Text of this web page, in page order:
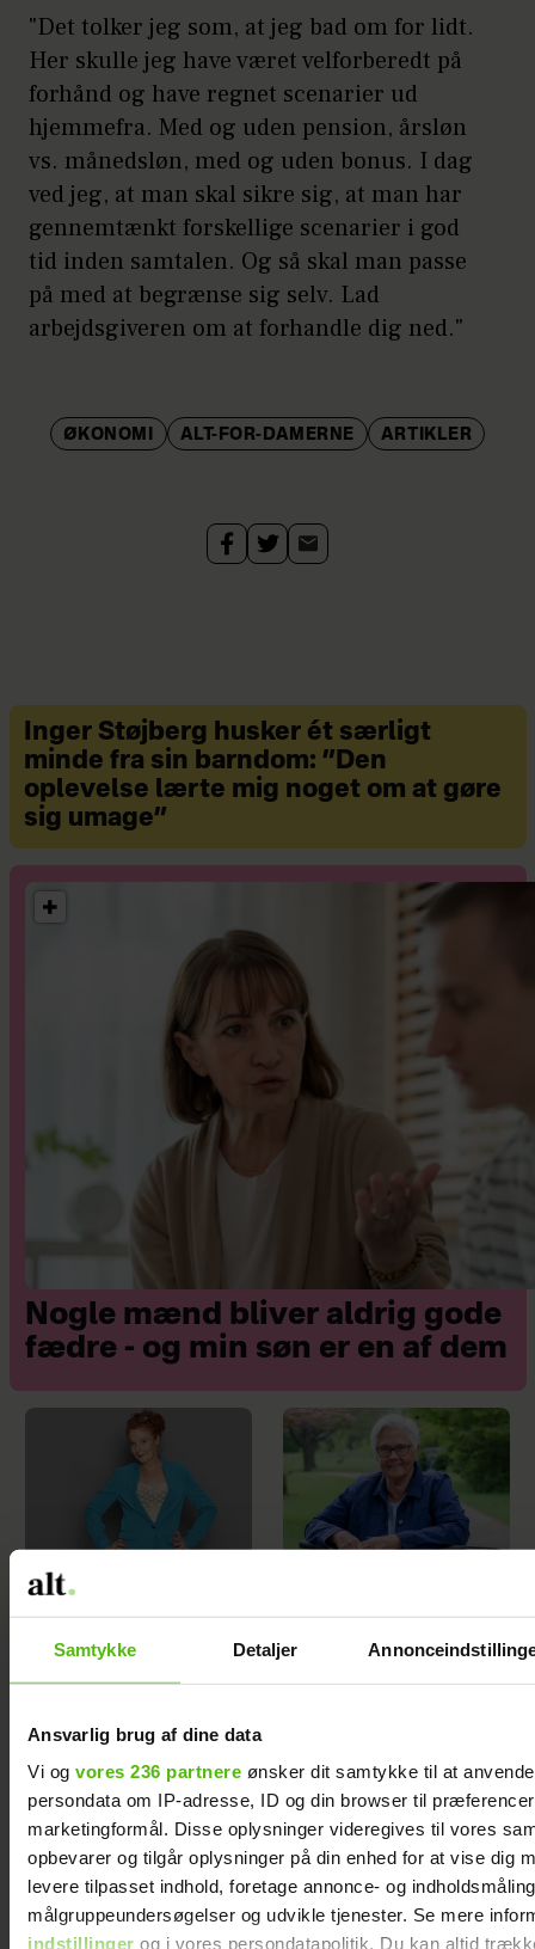
Samtykke Detaljer
Ansvarlig brug af dine data
Vi og vores 236 partnere ønsker dit samtykke til at
persondata om IP-adresse, ID og din browser til
marketingformål. Disse oplysninger videregives til vores
opbevarer og tilgår oplysninger på din enhed for at vise dig
levere tilpasset indhold, foretage annonce- og
målgruppeundersøgelser og udvikle tjenester. Se mere
indstillinger og i vores persondatapolitik. Du kan altid
"Det tolker jeg som, at jeg bad om for lidt.
Her skulle jeg have været velforberedt på
forhånd og have regnet scenarier ud
hjemmefra. Med og uden pension, årsløn
vs. månedsløn, med og uden bonus. I dag
ved jeg, at man skal sikre sig, at man har
gennemtænkt forskellige scenarier i god
tid inden samtalen. Og så skal man passe
på med at begrænse sig selv. Lad
arbejdsgiveren om at forhandle dig ned."
ØKONOMI ALT-FOR-DAMERNE ARTIKLER
Inger Støjberg husker ét særligt
minde fra sin barndom: ”Den
oplevelse lærte mig noget om at gøre
sig umage”
Nogle mænd bliver aldrig gode
fædre - og min søn er en af dem
Efter Mette Kirstine
mange gange: ”Den
sondring er sgu
ændrede et opslag
At råbe og banke i
bordet var helt
Samira Nawa: ”Det er
fantastisk at have